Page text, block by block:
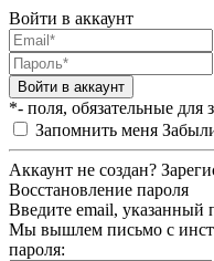
Войти в аккаунт
Войти в аккаунт
*- поля, обязательные для
Запомнить меня
Аккаунт не создан?
Восстановление пароля
Введите email, указанный
Мы вышлем письмо с
пароля: